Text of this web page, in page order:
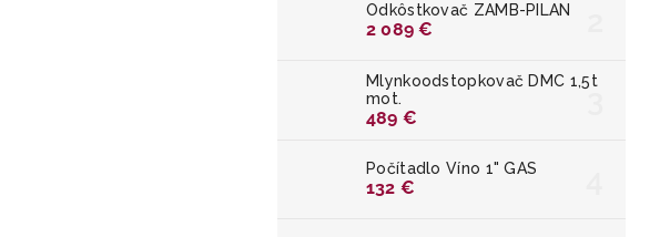
Odkôstkovač ZAMB-PILAN
2 089 €
Mlynkoodstopkovač DMC 1,5t
mot.
489 €
Počítadlo Víno 1" GAS
132 €